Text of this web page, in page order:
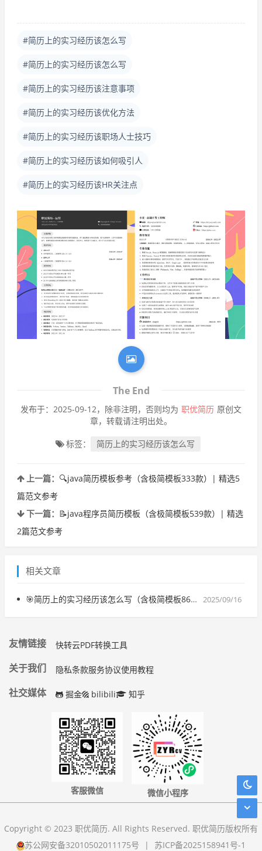
#简历上的实习经历该怎么写
#简历上的实习经历该怎么写
#简历上的实习经历该注意事项
#简历上的实习经历该优化方法
#简历上的实习经历该职场人士技巧
#简历上的实习经历该如何吸引人
#简历上的实习经历该HR关注点
The End
发布于：2025-09-12，除非注明，否则均为 职优简历 原创文
章，转载请注明出处。
标签： 简历上的实习经历该怎么写
上一篇： 🔍java简历模板参考（含极简模板333款）| 精选5
篇范文参考
下一篇： 📝java程序员简历模板（含极简模板539款）| 精选
2篇范文参考
相关文章
2025/09/16
🎯简历上的实习经历该怎么写（含极简模板868款）| 精选5篇范文
友情链接 快转云PDF转换工具
关于我们 隐私条款服务协议使用教程
社交媒体 掘金 bilibili 知乎
客服微信 微信小程序
Copyright © 2023 职优简历. All Rights Reserved. 职优简历版权所有
苏公网安备32010502011175号
| 苏ICP备2025158941号-1